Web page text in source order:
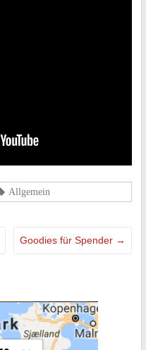
Allgemein
Goodies für Spender →